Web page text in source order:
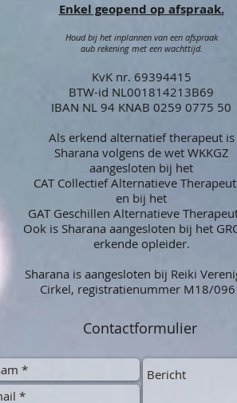
Enkel geopend op afspraak.
Houd bij het inplannen van een afspraak
aub rekening met een wachttijd.
KvK nr. 69394415
BTW-id NL001814213B69
IBAN NL 94 KNAB 0259 0775 50
Als erkend alternatief therapeut is
Sharana volgens de wet WKKGZ
aangesloten bij het
CAT Collectief Alternatieve
en bij het
GAT Geschillen Alternatieve
Ook is Sharana aangesloten bij het
erkende opleider.
Sharana is aangesloten bij Reiki
Cirkel, registratienummer M18/
Contactformulier